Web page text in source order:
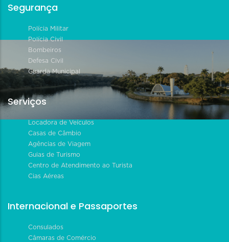
Segurança
Polícia Militar
Polícia Civil
Bombeiros
Defesa Civil
Guarda Municipal
Serviços
Locadora de Veículos
Casas de Câmbio
Agências de Viagem
Guias de Turismo
Centro de Atendimento ao Turista
Cias Aéreas
Internacional e Passaportes
Consulados
Câmaras de Comércio